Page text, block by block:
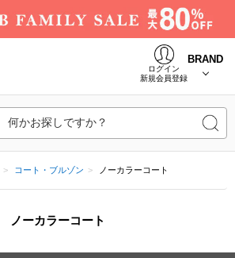
ログイン
新規会員登録
BRAND
何かお探しですか？
コート・ブルゾン ノーカラーコート
ノーカラーコート